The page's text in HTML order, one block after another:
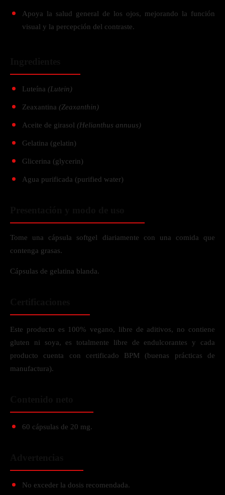
Apoya la salud general de los ojos, mejorando la función
visual y la percepción del contraste.
Luteína (Lutein)
Zeaxantina (Zeaxanthin)
Aceite de girasol (Helianthus annuus)
Gelatina (gelatin)
Glicerina (glycerin)
Agua purificada (purified water)
Tome una cápsula softgel diariamente con una comida que
contenga grasas.
Cápsulas de gelatina blanda.
Este producto es 100% vegano, libre de aditivos, no contiene
gluten ni soya, es totalmente libre de endulcorantes y cada
producto cuenta con certificado BPM (buenas prácticas de
manufactura).
60 cápsulas de 20 mg.
No exceder la dosis recomendada.